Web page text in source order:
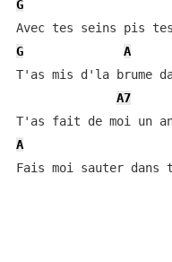
G
G
A
T'as mis d'la brume
A7
A
Fais moi sauter dans